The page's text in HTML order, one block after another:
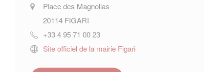
Place des Magnolias
20114 FIGARI
+33 4 95 71 00 23
Site officiel de la mairie Figari